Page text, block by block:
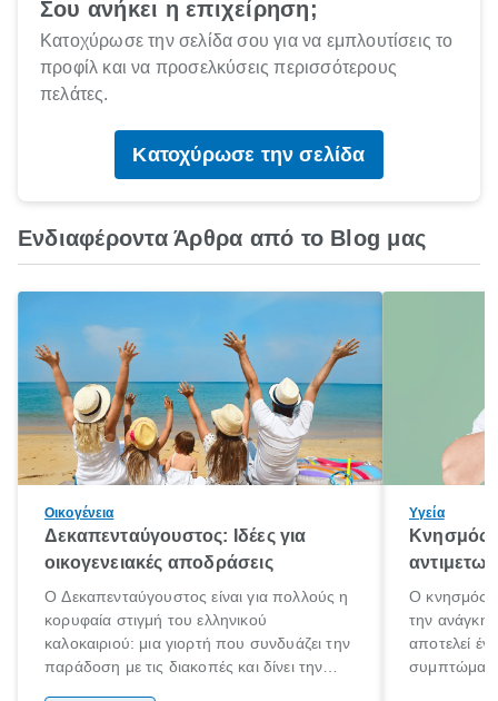
Σου ανήκει η επιχείρηση;
Κατοχύρωσε την σελίδα σου για να εμπλουτίσεις το
προφίλ και να προσελκύσεις περισσότερους
πελάτες.
Κατοχύρωσε την σελίδα
Ενδιαφέροντα Άρθρα από το Blog μας
Οικογένεια
Δεκαπενταύγουστος: Ιδέες για
οικογενειακές αποδράσεις
Ο Δεκαπενταύγουστος είναι για πολλούς η
κορυφαία στιγμή του ελληνικού
καλοκαιριού: μια γιορτή που συνδυάζει την
παράδοση με τις διακοπές και δίνει την
Υγεία
Κνησμός:
Ο κνησμός
την ανάγκη
αποτελεί